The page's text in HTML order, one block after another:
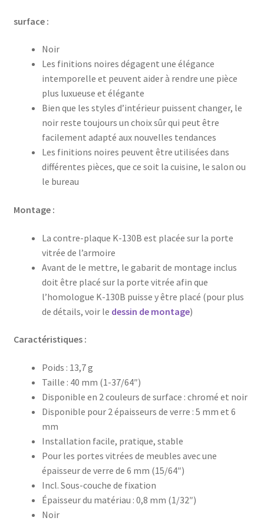
surface :
Noir
Les finitions noires dégagent une élégance
intemporelle et peuvent aider à rendre une pièce
plus luxueuse et élégante
Bien que les styles d’intérieur puissent changer, le
noir reste toujours un choix sûr qui peut être
facilement adapté aux nouvelles tendances
Les finitions noires peuvent être utilisées dans
différentes pièces, que ce soit la cuisine, le salon ou
le bureau
Montage :
La contre-plaque K-130B est placée sur la porte
vitrée de l’armoire
Avant de le mettre, le gabarit de montage inclus
doit être placé sur la porte vitrée afin que
l’homologue K-130B puisse y être placé (pour plus
de détails, voir le dessin de montage)
Caractéristiques :
Poids : 13,7 g
Taille : 40 mm (1-37/64″)
Disponible en 2 couleurs de surface : chromé et noir
Disponible pour 2 épaisseurs de verre : 5 mm et 6
mm
Installation facile, pratique, stable
Pour les portes vitrées de meubles avec une
épaisseur de verre de 6 mm (15/64″)
Incl. Sous-couche de fixation
Épaisseur du matériau : 0,8 mm (1/32″)
Noir